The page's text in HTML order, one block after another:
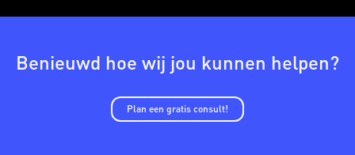
Benieuwd hoe wij jou kunnen helpen?
Plan een gratis consult!